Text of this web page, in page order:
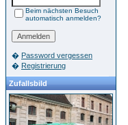
Beim nächsten Besuch
automatisch anmelden?
� Password vergessen
� Registrierung
Zufallsbild